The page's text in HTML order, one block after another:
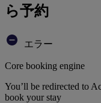
ら予約
エラー
Core booking engine
You’ll be redirected to
book your stay